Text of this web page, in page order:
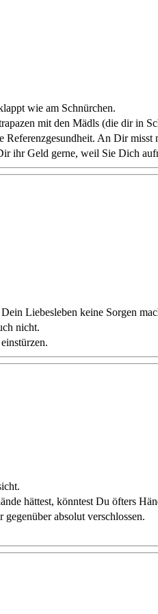
wie am Schnürchen.
mit den Mädls (die dir in
An Dir misst
ihr Geld gerne, weil Sie Dich
Liebesleben keine Sorgen
nicht.
hättest, könntest Du öfters
absolut verschlossen.